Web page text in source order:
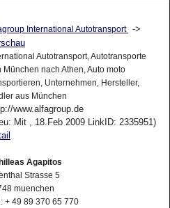
International Autotransport ->
Autotransport, Autotransporte
München nach Athen, Auto moto
Unternehmen, Hersteller,
aus München
www.alfagroup.de
Mit , 18.Feb 2009 LinkID: 2335951)
Agapitos
Strasse 5
muenchen
+ 49 89 370 65 770